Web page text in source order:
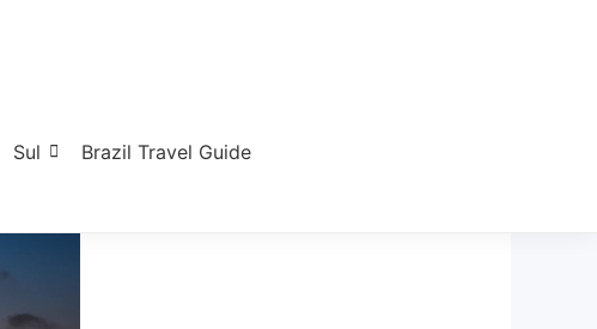
Sul
Brazil Travel Guide